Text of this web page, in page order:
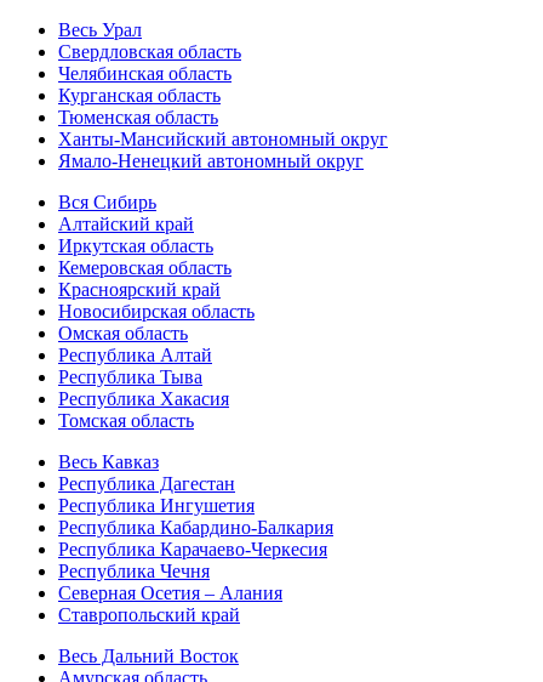
Весь Урал
Свердловская область
Челябинская область
Курганская область
Тюменская область
Ханты-Мансийский автономный округ
Ямало-Ненецкий автономный округ
Вся Сибирь
Алтайский край
Иркутская область
Кемеровская область
Красноярский край
Новосибирская область
Омская область
Республика Алтай
Республика Тыва
Республика Хакасия
Томская область
Весь Кавказ
Республика Дагестан
Республика Ингушетия
Республика Кабардино-Балкария
Республика Карачаево-Черкесия
Республика Чечня
Северная Осетия – Алания
Ставропольский край
Весь Дальний Восток
Амурская область